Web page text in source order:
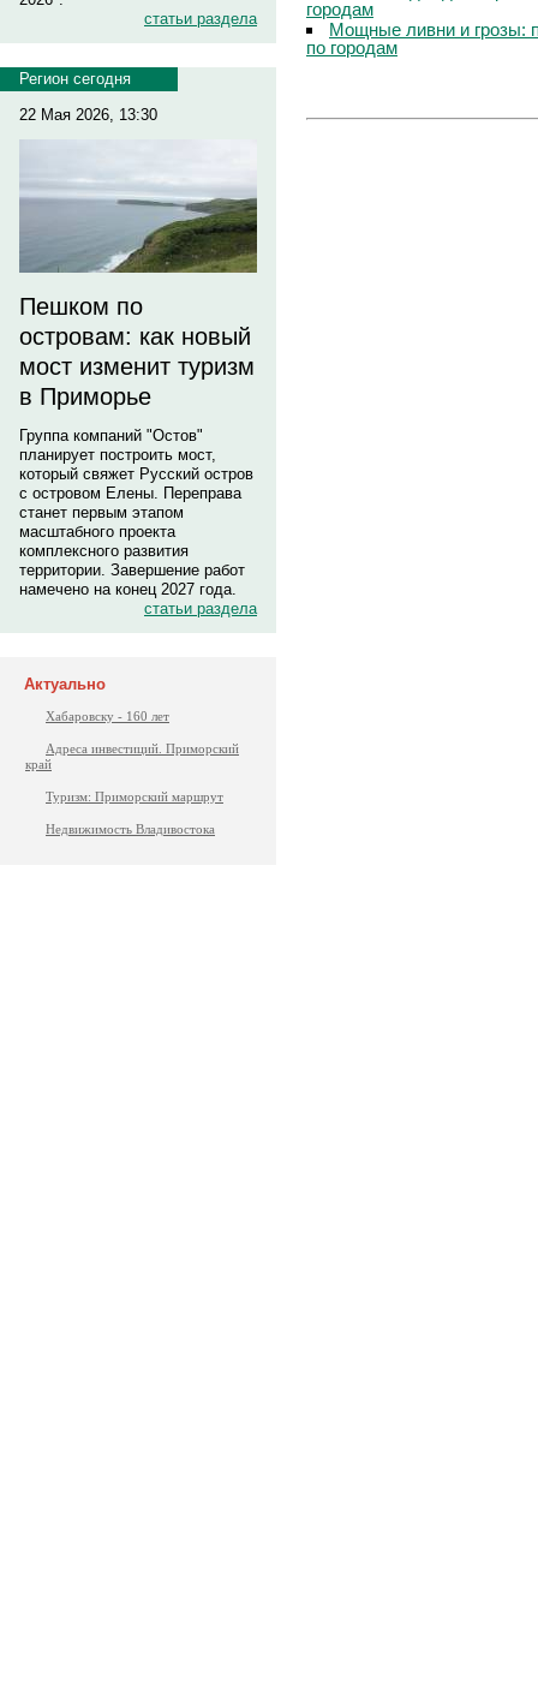
статьи раздела
Регион сегодня
22 Мая 2026, 13:30
Пешком по
островам: как новый
мост изменит туризм
в Приморье
Группа компаний "Остов"
планирует построить мост,
который свяжет Русский остров
с островом Елены. Переправа
станет первым этапом
масштабного проекта
комплексного развития
территории. Завершение работ
намечено на конец 2027 года.
статьи раздела
Актуально
Хабаровску - 160 лет
Адреса инвестиций. Приморский
край
Туризм: Приморский маршрут
Недвижимость Владивостока
городам
Мощные ливни и грозы:
по городам